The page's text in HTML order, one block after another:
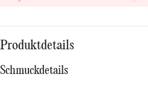
Eheringe
MIT EDELSTEIN
NACH MATERIAL
EDELSTEINSCHMUCK
SCHMUCK MIT LAB
DIAMANTEN
PREISWERTE
LUXURIÖSE
LUXURIÖSE
Produktdetails
Schmuckdetails